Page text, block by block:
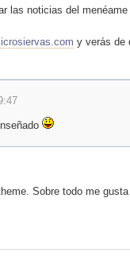
las noticias del
y verás de
Sobre todo me